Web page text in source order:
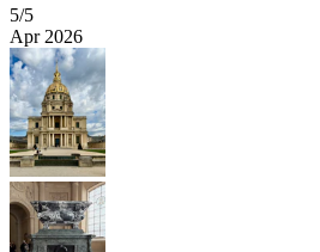
5/5
Apr 2026